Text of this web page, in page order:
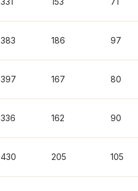
383 186 97
397 167 80
336 162 90
430 205 105